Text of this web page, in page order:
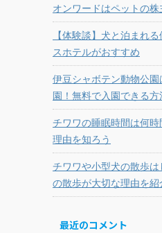
オンワードはペットの
【体験談】犬と泊まれ
スホテルがおすすめ
伊豆シャボテン動物公
園！無料で入園できる方
チワワの睡眠時間は何
理由を知ろう
チワワや小型犬の散歩
の散歩が大切な理由を紹
最近のコメント